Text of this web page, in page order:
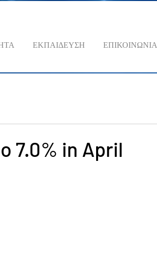
ΕΚΠΑΙΔΕΥΣΗ ΕΠΙΚΟΙΝΩΝΙΑ
7.0% in April